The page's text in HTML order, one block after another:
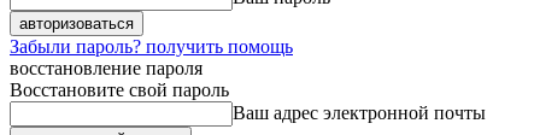
Забыли пароль? получить помощь
восстановление пароля
Восстановите свой пароль
Ваш адрес электронной почты